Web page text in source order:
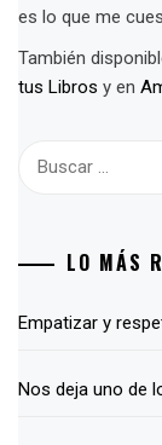
es lo que me
También
tus Libros y en
LO MÁS
Empatizar y
Nos deja uno de